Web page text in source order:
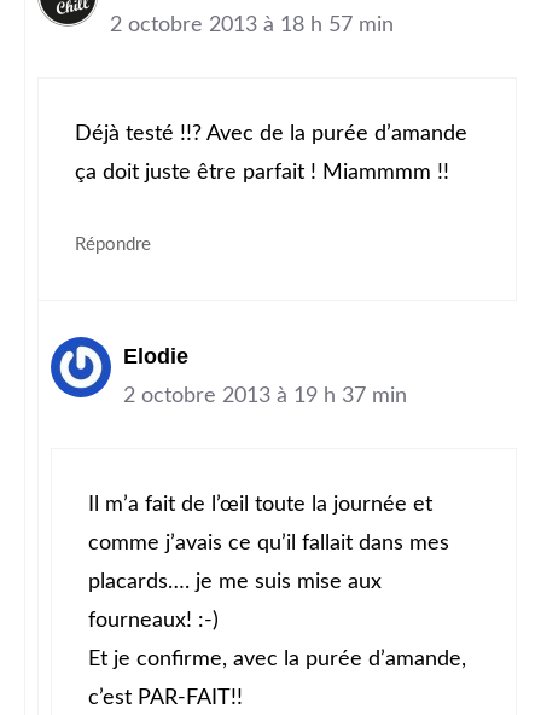
2 octobre 2013 à 18 h 57 min
Déjà testé !!? Avec de la purée d’amande
ça doit juste être parfait ! Miammmm !!
Répondre
Elodie
2 octobre 2013 à 19 h 37 min
Il m’a fait de l’œil toute la journée et
comme j’avais ce qu’il fallait dans mes
placards…. je me suis mise aux
fourneaux! :-)
Et je confirme, avec la purée d’amande,
c’est PAR-FAIT!!